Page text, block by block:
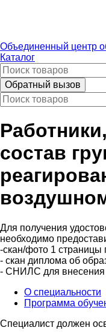
Объединенный центр
Каталог
Обратный вызов
состав
Для получения
необходимо
-скан/фото 1 страницы
- скан диплома об
- СНИЛС для
О специальности
Программа
Специалист должен